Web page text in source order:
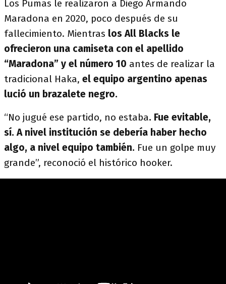
Los Pumas le realizaron a Diego Armando
Maradona en 2020, poco después de su
fallecimiento. Mientras los All Blacks le
ofrecieron una camiseta con el apellido
“Maradona” y el número 10 antes de realizar la
tradicional Haka, el equipo argentino apenas
lució un brazalete negro.
“No jugué ese partido, no estaba. Fue evitable,
sí. A nivel institución se debería haber hecho
algo, a nivel equipo también. Fue un golpe muy
grande”, reconoció el histórico hooker.